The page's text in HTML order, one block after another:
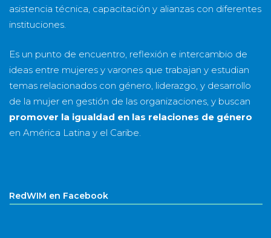
asistencia técnica, capacitación y alianzas con diferentes
instituciones.
Es un punto de encuentro, reflexión e intercambio de
ideas entre mujeres y varones que trabajan y estudian
temas relacionados con género, liderazgo, y desarrollo
de la mujer en gestión de las organizaciones, y buscan
promover la igualdad en las relaciones de género
en América Latina y el Caribe.
RedWIM en Facebook